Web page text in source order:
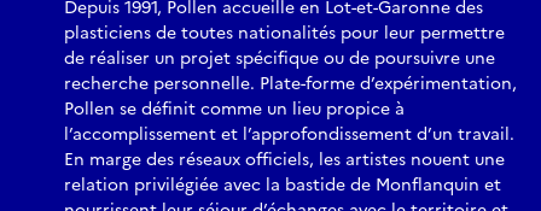
Depuis 1991, Pollen accueille en Lot-et-Garonne des
plasticiens de toutes nationalités pour leur permettre
de réaliser un projet spécifique ou de poursuivre une
recherche personnelle. Plate-forme d’expérimentation,
Pollen se définit comme un lieu propice à
l’accomplissement et l’approfondissement d’un travail.
En marge des réseaux officiels, les artistes nouent une
relation privilégiée avec la bastide de Monflanquin et